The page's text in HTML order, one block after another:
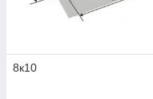
8к10